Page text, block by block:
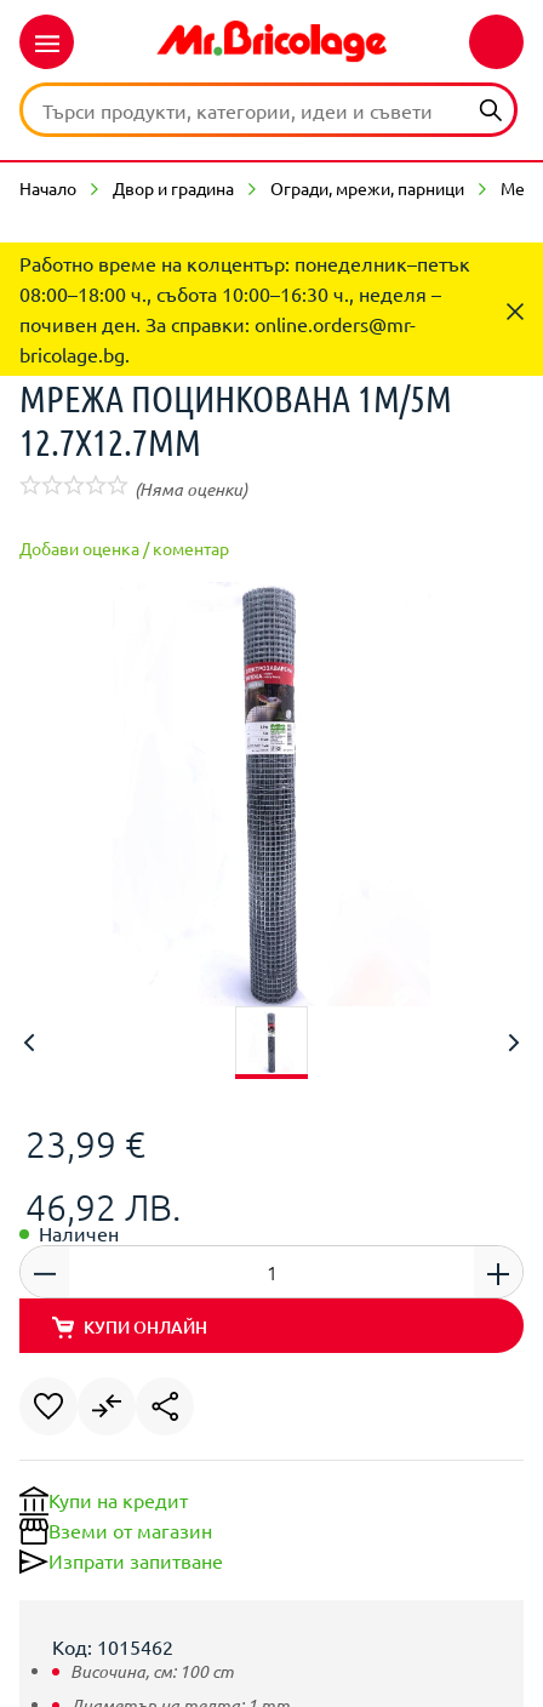
Начало Двор и градина Огради, мрежи, парници
Работно време на колцентър: понеделник–петък
08:00–18:00 ч., събота 10:00–16:30 ч., неделя –
почивен ден. За справки: online.orders@mr-
bricolage.bg.
МРЕЖА ПОЦИНКОВАНА 1М/5М
12.7Х12.7ММ
(Няма оценки)
Добави оценка / коментар
23,99 €
46,92 ЛВ.
Наличен
КУПИ ОНЛАЙН
Купи на кредит
Вземи от магазин
Изпрати запитване
Код: 1015462
Височина, см: 100cm